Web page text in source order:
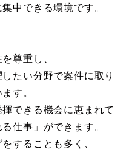
中できる環境です。
尊重し、
たい分野で案件に取り
す。
できる機会に恵まれて
仕事」ができます。
することも多く、